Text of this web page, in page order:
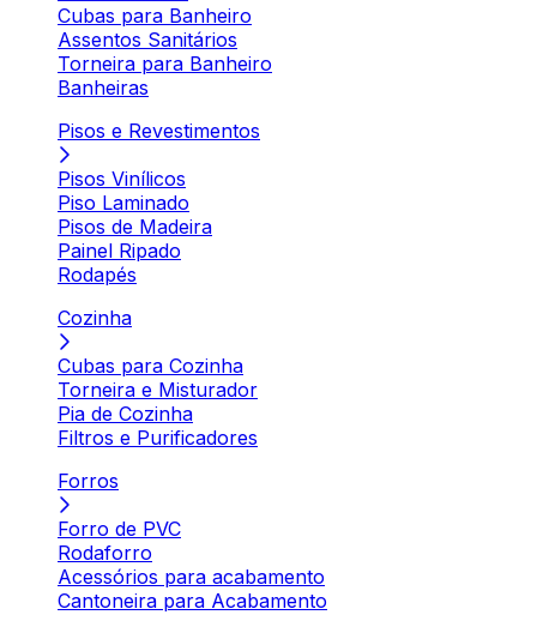
Cubas para Banheiro
Assentos Sanitários
Torneira para Banheiro
Banheiras
Pisos e Revestimentos
Pisos Vinílicos
Piso Laminado
Pisos de Madeira
Painel Ripado
Rodapés
Cozinha
Cubas para Cozinha
Torneira e Misturador
Pia de Cozinha
Filtros e Purificadores
Forros
Forro de PVC
Rodaforro
Acessórios para acabamento
Cantoneira para Acabamento